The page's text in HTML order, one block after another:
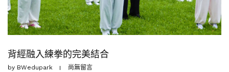
背經融入練拳的完美結合
by BWedupark 尚無留言